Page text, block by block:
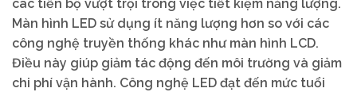
các tiến bộ vượt trội trong việc tiết kiệm năng lượng.
Màn hình LED sử dụng ít năng lượng hơn so với các
công nghệ truyền thống khác như màn hình LCD.
Điều này giúp giảm tác động đến môi trường và giảm
chi phí vận hành. Công nghệ LED đạt đến mức tuổi